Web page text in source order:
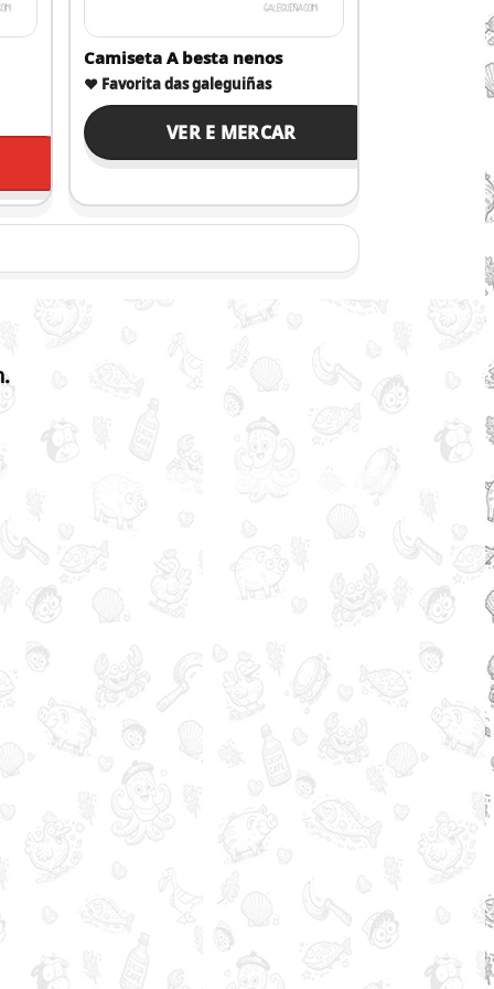
Camiseta A besta nenos
❤️ Favorita das galeguiñas
VER E MERCAR